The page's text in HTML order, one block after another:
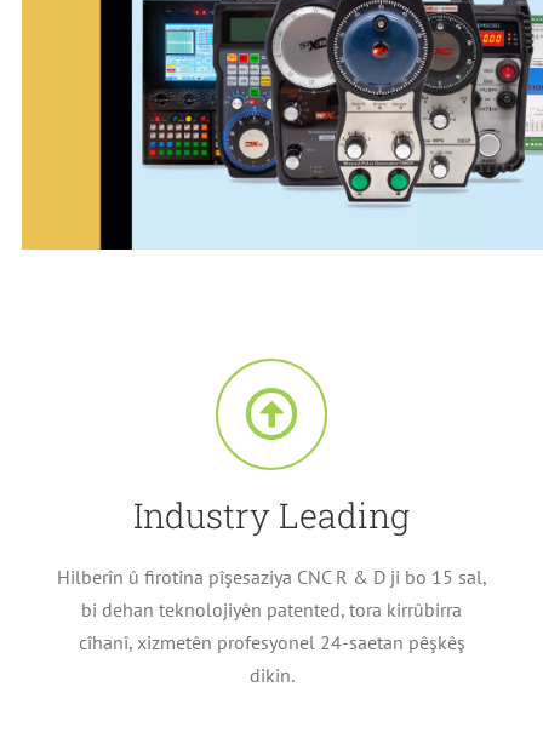
Industry Leading
Hilberîn û firotina pîşesaziya CNC R & D ji bo 15 sal,
bi dehan teknolojiyên patented, tora kirrûbirra
cîhanî, xizmetên profesyonel 24-saetan pêşkêş
dikin.